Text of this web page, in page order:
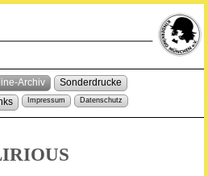
Archiv
Sonderdrucke
Impressum Datenschutz